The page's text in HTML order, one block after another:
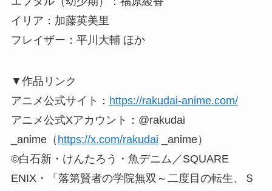
イリア：加藤英美里
フレイザー：平川大輔 ほか
▼作品リンク
アニメ公式サイト： https://rakudai-anime.com/
アニメ公式Xアカウント：@rakudai
_anime（ https://x.com/rakudai _anime）
©白石新・けんたろう・魚デニム／SQUARE
ENIX・「落第賢者の学院無双～二度目の転生、Ｓ